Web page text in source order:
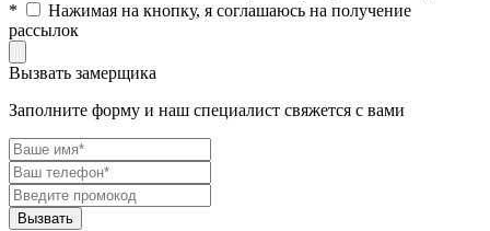
*
Нажимая на кнопку, я соглашаюсь на получение
рассылок
Вызвать замерщика
Заполните форму и наш специалист свяжется с вами